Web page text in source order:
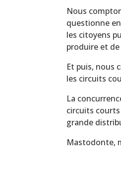
Nous
questionne
les citoyens
produire et
Et puis, nous
les circuits
La
circuits
grande
Mastodonte,